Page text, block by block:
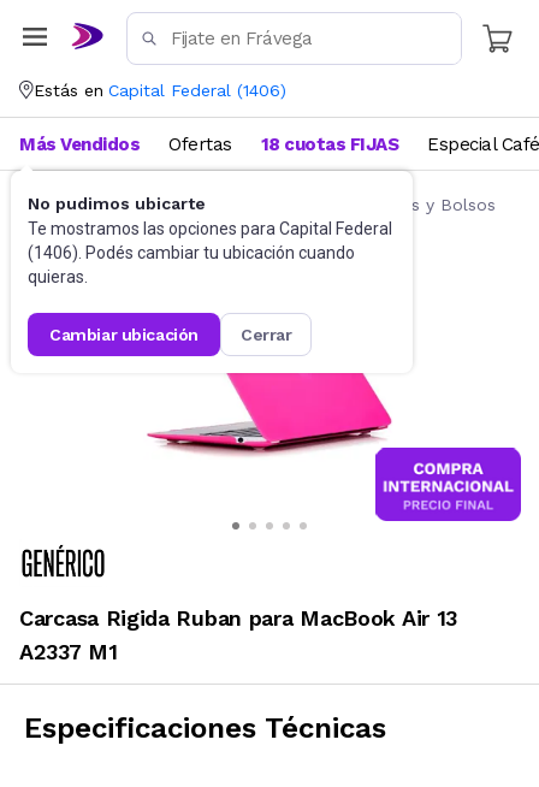
Estás en Capital Federal (1406)
No pudimos ubicarte
Te mostramos las opciones para Capital Federal
(1406). Podés cambiar tu ubicación cuando
quieras.
cambiar ubicación cerrar
Más Vendidos Ofertas 18 cuotas FIJAS Especial Café
Accesorios de Informática Fundas, Estuches y Bolsos
Carcasa Rigida Ruban para MacBook Air 13
A2337 M1
Especificaciones Técnicas